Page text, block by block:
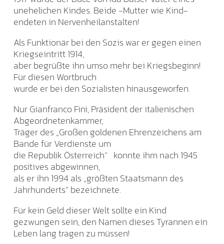
unehelichen Kindes. Beide -Mutter wie Kind-
endeten in Nervenheilanstalten!
Als Funktionär bei den Sozis war er gegen einen
Kriegseintritt 1914,
aber begrüßte ihn umso mehr bei Kriegsbeginn!
Für diesen Wortbruch
wurde er bei den Sozialisten hinausgeworfen.
Nur Gianfranco Fini, Präsident der italienischen
Abgeordnetenkammer,
Träger des „Großen goldenen Ehrenzeichens am
Bande für Verdienste um
die Republik Österreich“ konnte ihm nach 1945
positives abgewinnen,
als er ihn 1994 als „größten Staatsmann des
Jahrhunderts“ bezeichnete.
Für kein Geld dieser Welt sollte ein Kind
gezwungen sein, den Namen dieses Tyrannen ein
Leben lang tragen zu müssen!